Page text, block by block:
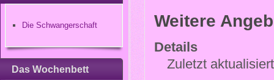
Die Schwangerschaft
Das Wochenbett
Weitere
Details
Zuletzt